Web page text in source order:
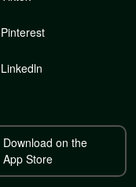
Pinterest
Linkedln
Download on the
App Store